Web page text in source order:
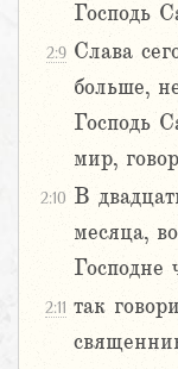
Господь
2:9 Слава
больше,
Господь
мир,
2:10 В
месяца,
Господне
2:11 так